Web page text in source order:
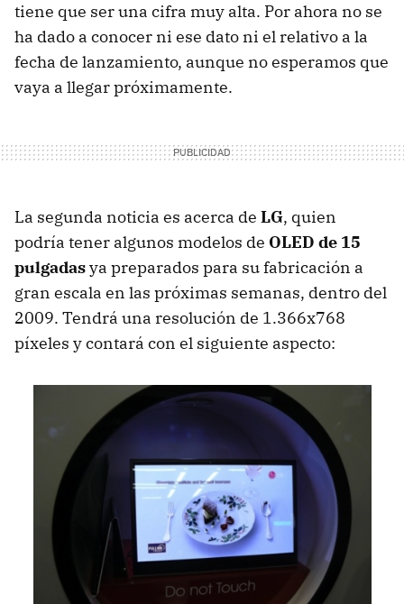
tiene que ser una cifra muy alta. Por ahora no se
ha dado a conocer ni ese dato ni el relativo a la
fecha de lanzamiento, aunque no esperamos que
vaya a llegar próximamente.
La segunda noticia es acerca de LG, quien
podría tener algunos modelos de OLED de 15
pulgadasya preparados para su fabricación a
gran escala en las próximas semanas, dentro del
2009. Tendrá una resolución de 1.366x768
píxeles y contará con el siguiente aspecto: